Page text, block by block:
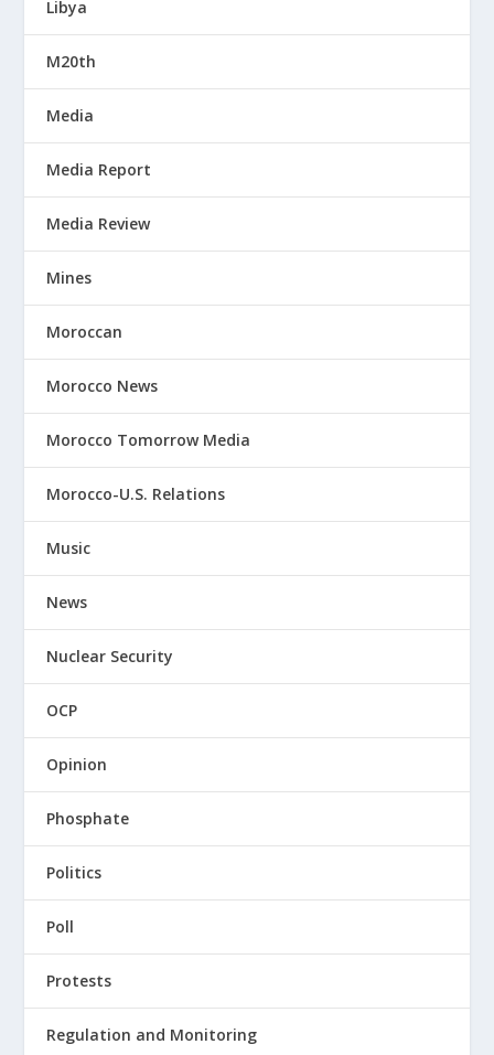
Libya
M20th
Media
Media Report
Media Review
Mines
Moroccan
Morocco News
Morocco Tomorrow Media
Morocco-U.S. Relations
Music
News
Nuclear Security
OCP
Opinion
Phosphate
Politics
Poll
Protests
Regulation and Monitoring